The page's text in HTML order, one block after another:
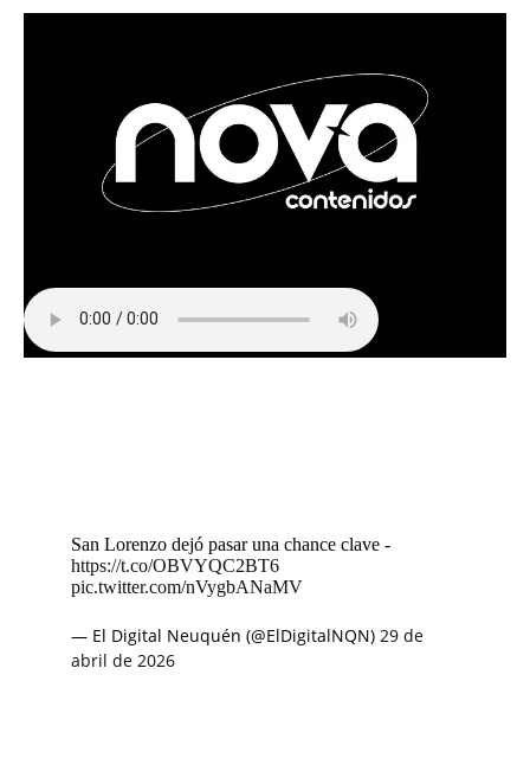
San Lorenzo dejó pasar una chance clave -
https://t.co/OBVYQC2BT6
pic.twitter.com/nVygbANaMV
— El Digital Neuquén (@ElDigitalNQN) 29 de
abril de 2026